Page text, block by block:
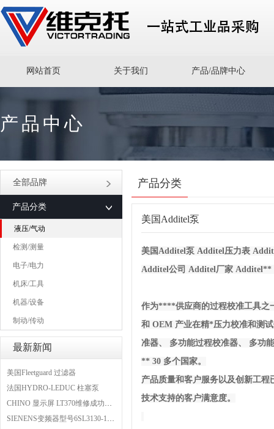
网站首页 关于我们 产品/品牌中心
产品中心
全部品牌
产品分类
液压/气动
检测/测量
电子/电力
机床/工具
机器/设备
制动/传动
最新新闻
美国Fleetguard 过滤器
法国HYDRO-LEDUC 柱塞泵
CHINO 显示屏 LT370维修成功案例
SIENENS变频器型号6SL3130-1TE24-0AA0维修案例
产品分类
美国Additel泵
美国Additel泵 Additel压力表
Additel公司 Additel厂家
作为****供应商的过程校准工具之
和 OEM 产业在精*压力校准和测
准器、 多功能过程校准器、 多功
** 30 多个国家。
产品质量和客户服务以及创新工
技术支持的客户满意度。